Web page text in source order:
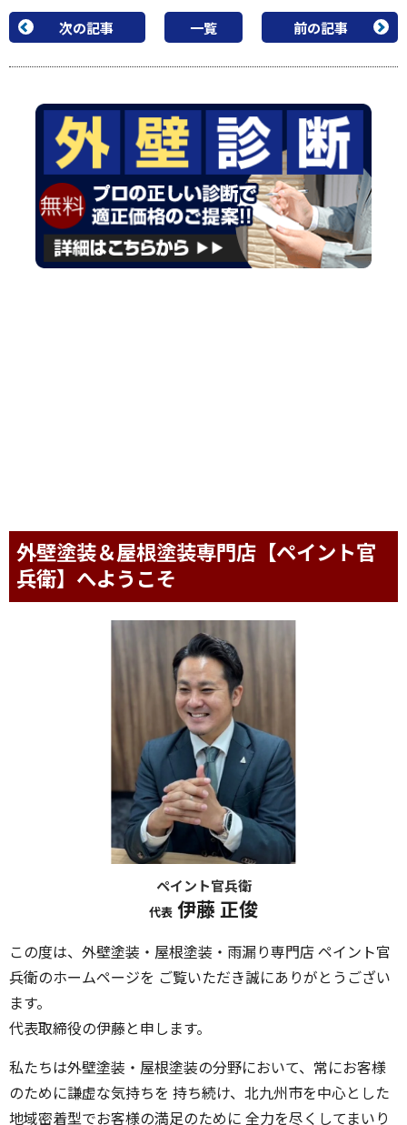
アステックシール2000
次の記事 一覧 前の記事
外壁塗装＆屋根塗装専門店【ペイント官
兵衛】へようこそ
ペイント官兵衛
この度は、外壁塗装・屋根塗装・雨漏り専門店 ペイント官
兵衛のホームページを ご覧いただき誠にありがとうござい
ます。
私たちは外壁塗装・屋根塗装の分野において、常にお客様
のために謙虚な気持ちを 持ち続け、北九州市を中心とした